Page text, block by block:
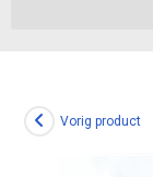
Vorig product